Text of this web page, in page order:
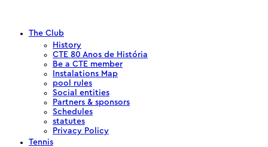
The Club
History
CTE 80 Anos de História
Be a CTE member
Instalations Map
pool rules
Social entities
Partners & sponsors
Schedules
statutes
Privacy Policy
Tennis